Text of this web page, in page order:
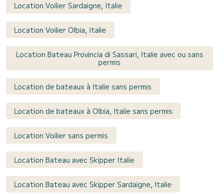
Location Voilier Sardaigne, Italie
Location Voilier Olbia, Italie
Location Bateau Provincia di Sassari, Italie avec ou sans
permis
Location de bateaux à Italie sans permis
Location de bateaux à Olbia, Italie sans permis
Location Voilier sans permis
Location Bateau avec Skipper Italie
Location Bateau avec Skipper Sardaigne, Italie